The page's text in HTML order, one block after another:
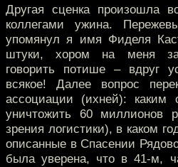
Другая сценка произошла
коллегами ужина.
упомянул я имя Фиделя
штуки, хором на меня
говорить потише – вдруг
всякое! Далее вопрос
ассоциации (ихней): каким
уничтожить 60 миллионов
зрения логистики), в каком
описанные в Спасении
была уверена, что в 41-м,